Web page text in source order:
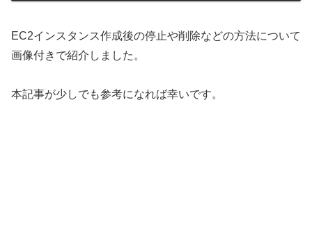
EC2インスタンス作成後の停止や削除などの方法について
画像付きで紹介しました。
本記事が少しでも参考になれば幸いです。